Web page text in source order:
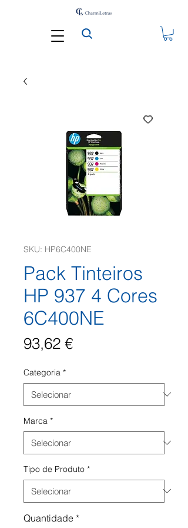
SKU: HP6C400NE
Pack Tinteiros
HP 937 4 Cores
6C400NE
93,62 €Preço
Categoria *
Marca *
Tipo de Produto *
Quantidade *